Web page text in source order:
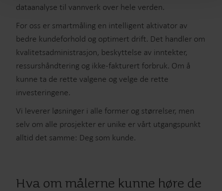
dataanalyse til vannverk over hele verden.
For oss er smartmåling en intelligent aktivator av
bedre kundeforhold og optimert drift. Det handler om
kvalitetsadministrasjon, beskyttelse av inntekter,
ressurshåndtering og ikke-fakturert forbruk. Om å
kunne ta de rette valgene og velge de rette
investeringene.
Vi leverer løsninger i alle former og størrelser, men
selv om alle prosjekter er unike er vårt utgangspunkt
alltid det samme: Deg som kunde.
Hva om målerne kunne høre de